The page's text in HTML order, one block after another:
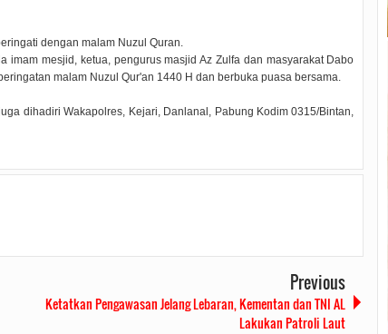
dengan malam Nuzul Quran.
mesjid, ketua, pengurus masjid Az Zulfa dan masyarakat Dabo
malam Nuzul Qur'an 1440 H dan berbuka puasa bersama.
dihadiri Wakapolres, Kejari, Danlanal, Pabung Kodim 0315/Bintan,
Previous
Ketatkan Pengawasan Jelang Lebaran, Kementan dan TNI AL
Lakukan Patroli Laut